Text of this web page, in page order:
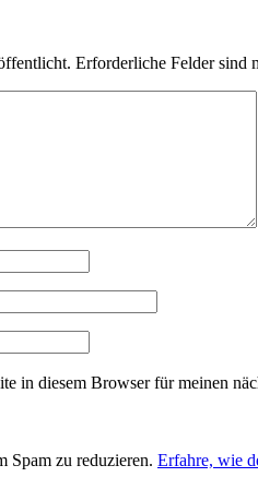
Erforderliche Felder sind
in diesem Browser für meinen
Spam zu reduzieren. Erfahre, wie